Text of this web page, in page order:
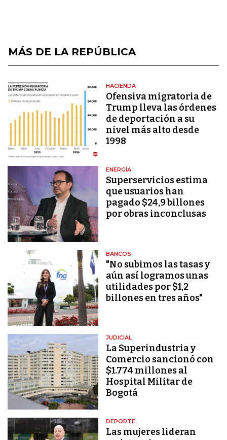
MÁS DE LA REPÚBLICA
HACIENDA
Ofensiva migratoria de
Trump lleva las órdenes
de deportación a su
nivel más alto desde
1998
ENERGÍA
Superservicios estima
que usuarios han
pagado $24,9 billones
por obras inconclusas
BANCOS
"No subimos las tasas y
aún así logramos unas
utilidades por $1,2
billones en tres años"
JUDICIAL
La Superindustria y
Comercio sancionó con
$1.774 millones al
Hospital Militar de
Bogotá
DEPORTE
Las mujeres lideran